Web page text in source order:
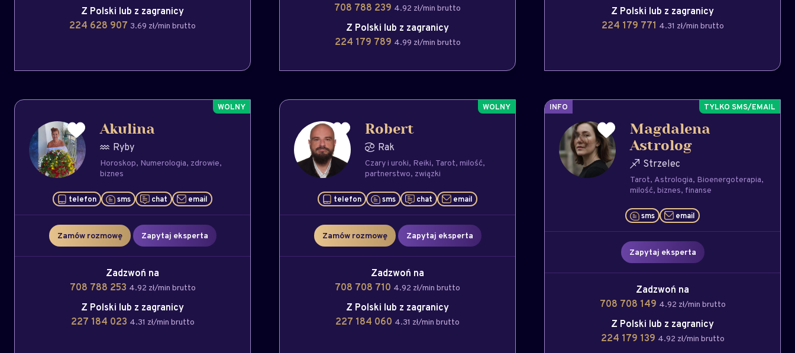
Z Polski lub z zagranicy
224 628 907 3.69 zł/min brutto
708 788 239 4.92 zł/min brutto
Z Polski lub z zagranicy
224 179 789 4.99 zł/min brutto
Z Polski lub z zagranicy
224 179 771 4.31 zł/min brutto
Akulina
Ryby
Horoskop Numerologia zdrowie
biznes
telefon sms chat email
Zamów rozmowę Zapytaj eksperta
Zadzwoń na
708 788 253 4.92 zł/min brutto
Z Polski lub z zagranicy
227 184 023 4.31 zł/min brutto
Robert
Rak
Czary i uroki Reiki Tarot milość
partnerstwo związki
telefon sms chat email
Zamów rozmowę Zapytaj eksperta
Zadzwoń na
708 708 710 4.92 zł/min brutto
Z Polski lub z zagranicy
227 184 060 4.31 zł/min brutto
INFO
Magdalena
Astrolog
Strzelec
Tarot Astrologia Bioenergoterapia
milość biznes finanse
sms email
Zapytaj eksperta
Zadzwoń na
708 708 149 4.92 zł/min brutto
Z Polski lub z zagranicy
224 179 139 4.92 zł/min brutto